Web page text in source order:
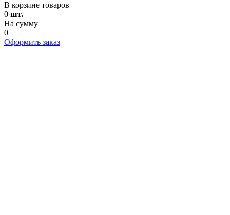
В корзине товаров
0 шт.
На сумму
0
Оформить заказ